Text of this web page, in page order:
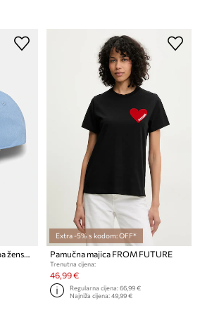
From Future bejzbolska kapa ženska pamučna
Extra -5% s kodom: OFF*
Pamučna majica FROM FUTURE
Trenutna cijena:
46,99 €
Regularna cijena:66,99 €
Najniža cijena:49,99 €